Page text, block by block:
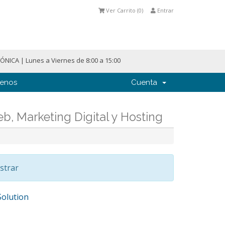
Entrar
Ver Carrito (0)
| Lunes a Viernes de 8:00 a 15:00
Cuenta
Marketing Digital y Hosting